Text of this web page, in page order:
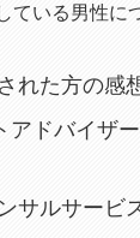
ている男性に
れた方の感
アドバイザ
サルサービ